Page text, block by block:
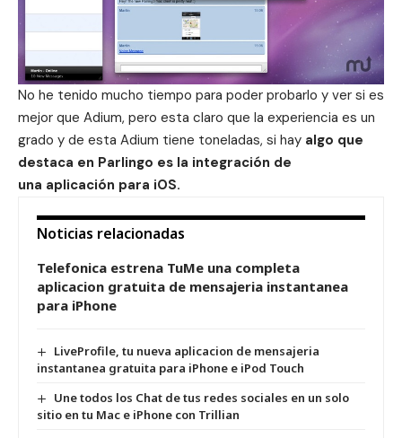
No he tenido mucho tiempo para poder probarlo y ver si es
mejor que Adium, pero esta claro que la experiencia es un
grado y de esta Adium tiene toneladas, si hay algo que
destaca en Parlingo es la integración de
una aplicación para iOS.
Noticias relacionadas
Telefonica estrena TuMe una completa
aplicacion gratuita de mensajeria instantanea
para iPhone
LiveProfile, tu nueva aplicacion de mensajeria
instantanea gratuita para iPhone e iPod Touch
Une todos los Chat de tus redes sociales en un solo
sitio en tu Mac e iPhone con Trillian